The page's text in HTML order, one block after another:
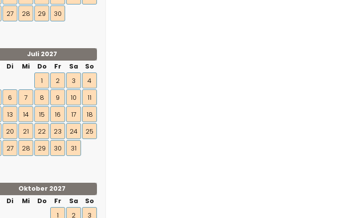
27 28 29 30
Juli 2027
Di Mi Do Fr Sa
So
1
2 3
4
6 7 8 9 10
11
13 14 15 16 17
18
20 21 22 23 24
25
27 28 29 30 31
Oktober 2027
Di Mi Do Fr Sa
So
1
2 3